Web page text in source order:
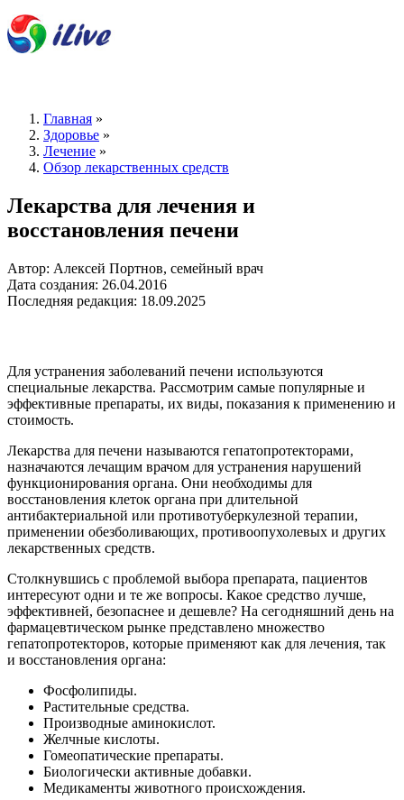
Главная »
Здоровье »
Лечение »
Обзор лекарственных средств
Лекарства для лечения и
восстановления печени
Автор: Алексей Портнов, семейный врач
Дата создания: 26.04.2016
Последняя редакция: 18.09.2025
Для устранения заболеваний печени используются
специальные лекарства. Рассмотрим самые популярные и
эффективные препараты, их виды, показания к применению и
стоимость.
Лекарства для печени называются гепатопротекторами,
назначаются лечащим врачом для устранения нарушений
функционирования органа. Они необходимы для
восстановления клеток органа при длительной
антибактериальной или противотуберкулезной терапии,
применении обезболивающих, противоопухолевых и других
лекарственных средств.
Столкнувшись с проблемой выбора препарата, пациентов
интересуют одни и те же вопросы. Какое средство лучше,
эффективней, безопаснее и дешевле? На сегодняшний день на
фармацевтическом рынке представлено множество
гепатопротекторов, которые применяют как для лечения, так
и восстановления органа:
Фосфолипиды.
Растительные средства.
Производные аминокислот.
Желчные кислоты.
Гомеопатические препараты.
Биологически активные добавки.
Медикаменты животного происхождения.